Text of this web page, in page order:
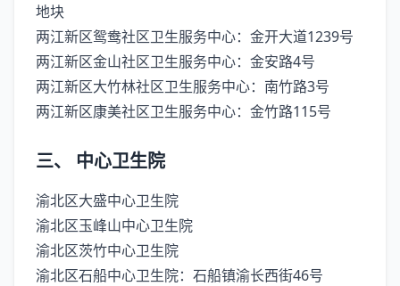
地块
‌两江新区鸳鸯社区卫生服务中心‌：金开大道1239号
‌两江新区金山社区卫生服务中心‌：金安路4号
‌两江新区大竹林社区卫生服务中心‌：南竹路3号
‌两江新区康美社区卫生服务中心‌：金竹路115号 ‌‌
‌三、 中心卫生院‌
‌渝北区大盛中心卫生院‌
‌渝北区玉峰山中心卫生院‌
‌渝北区茨竹中心卫生院‌
‌渝北区石船中心卫生院‌：石船镇渝长西街46号